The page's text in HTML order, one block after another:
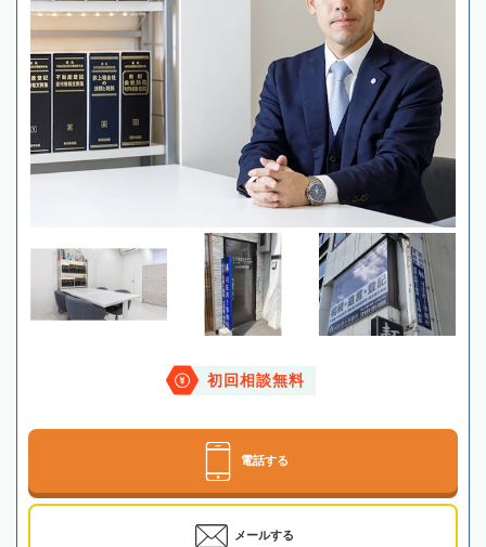
初回相談無料
電話する
メールする